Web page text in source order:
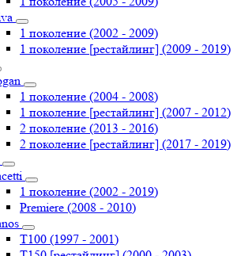
1 поколение (2002 - 2009)
1 поколение [рестайлинг] (2009 - 2019)
1 поколение (2004 - 2008)
1 поколение [рестайлинг] (2007 - 2012)
2 поколение (2013 - 2016)
2 поколение [рестайлинг] (2017 - 2019)
1 поколение (2002 - 2019)
Premiere (2008 - 2010)
T100 (1997 - 2001)